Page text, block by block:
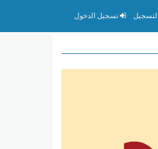
التسجيل تسجيل الدخول